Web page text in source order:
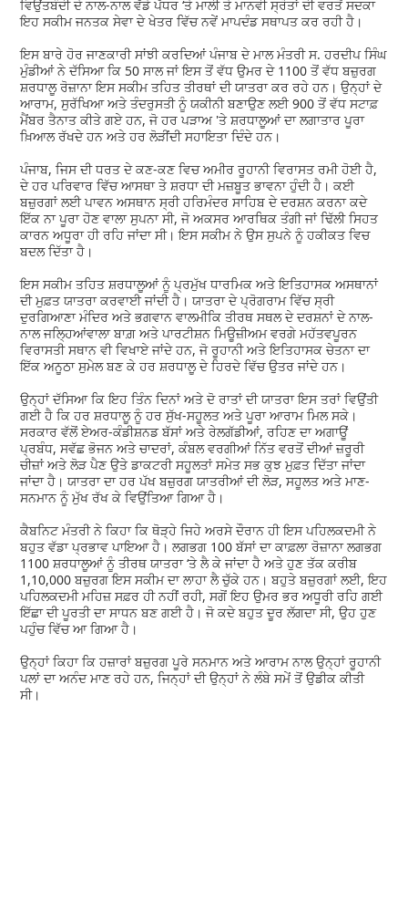
ਵਿਉਂਤਬੰਦੀ ਦੇ ਨਾਲ-ਨਾਲ ਵੱਡੇ ਪੱਧਰ ‘ਤੇ ਮਾਲੀ ਤੇ ਮਾਨਵੀ ਸ੍ਰੋਤਾਂ ਦੀ ਵਰਤੋਂ ਸਦਕਾ
ਇਹ ਸਕੀਮ ਜਨਤਕ ਸੇਵਾ ਦੇ ਖੇਤਰ ਵਿੱਚ ਨਵੇਂ ਮਾਪਦੰਡ ਸਥਾਪਤ ਕਰ ਰਹੀ ਹੈ।
ਇਸ ਬਾਰੇ ਹੋਰ ਜਾਣਕਾਰੀ ਸਾਂਝੀ ਕਰਦਿਆਂ ਪੰਜਾਬ ਦੇ ਮਾਲ ਮੰਤਰੀ ਸ. ਹਰਦੀਪ ਸਿੰਘ
ਮੁੰਡੀਆਂ ਨੇ ਦੱਸਿਆ ਕਿ 50 ਸਾਲ ਜਾਂ ਇਸ ਤੋਂ ਵੱਧ ਉਮਰ ਦੇ 1100 ਤੋਂ ਵੱਧ ਬਜ਼ੁਰਗ
ਸ਼ਰਧਾਲੂ ਰੋਜ਼ਾਨਾ ਇਸ ਸਕੀਮ ਤਹਿਤ ਤੀਰਥਾਂ ਦੀ ਯਾਤਰਾ ਕਰ ਰਹੇ ਹਨ। ਉਨ੍ਹਾਂ ਦੇ
ਆਰਾਮ, ਸੁਰੱਖਿਆ ਅਤੇ ਤੰਦਰੁਸਤੀ ਨੂੰ ਯਕੀਨੀ ਬਣਾਉਣ ਲਈ 900 ਤੋਂ ਵੱਧ ਸਟਾਫ਼
ਮੈਂਬਰ ਤੈਨਾਤ ਕੀਤੇ ਗਏ ਹਨ, ਜੋ ਹਰ ਪੜਾਅ 'ਤੇ ਸ਼ਰਧਾਲੂਆਂ ਦਾ ਲਗਾਤਾਰ ਪੂਰਾ
ਖ਼ਿਆਲ ਰੱਖਦੇ ਹਨ ਅਤੇ ਹਰ ਲੋੜੀਂਦੀ ਸਹਾਇਤਾ ਦਿੰਦੇ ਹਨ।
ਪੰਜਾਬ, ਜਿਸ ਦੀ ਧਰਤ ਦੇ ਕਣ-ਕਣ ਵਿਚ ਅਮੀਰ ਰੂਹਾਨੀ ਵਿਰਾਸਤ ਰਮੀ ਹੋਈ ਹੈ,
ਦੇ ਹਰ ਪਰਿਵਾਰ ਵਿੱਚ ਆਸਥਾ ਤੇ ਸ਼ਰਧਾ ਦੀ ਮਜ਼ਬੂਤ ਭਾਵਨਾ ਹੁੰਦੀ ਹੈ। ਕਈ
ਬਜ਼ੁਰਗਾਂ ਲਈ ਪਾਵਨ ਅਸਥਾਨ ਸ੍ਰੀ ਹਰਿਮੰਦਰ ਸਾਹਿਬ ਦੇ ਦਰਸ਼ਨ ਕਰਨਾ ਕਦੇ
ਇੱਕ ਨਾ ਪੂਰਾ ਹੋਣ ਵਾਲਾ ਸੁਪਨਾ ਸੀ, ਜੋ ਅਕਸਰ ਆਰਥਿਕ ਤੰਗੀ ਜਾਂ ਢਿੱਲੀ ਸਿਹਤ
ਕਾਰਨ ਅਧੂਰਾ ਹੀ ਰਹਿ ਜਾਂਦਾ ਸੀ। ਇਸ ਸਕੀਮ ਨੇ ਉਸ ਸੁਪਨੇ ਨੂੰ ਹਕੀਕਤ ਵਿਚ
ਬਦਲ ਦਿੱਤਾ ਹੈ।
ਇਸ ਸਕੀਮ ਤਹਿਤ ਸ਼ਰਧਾਲੂਆਂ ਨੂੰ ਪ੍ਰਮੁੱਖ ਧਾਰਮਿਕ ਅਤੇ ਇਤਿਹਾਸਕ ਅਸਥਾਨਾਂ
ਦੀ ਮੁਫ਼ਤ ਯਾਤਰਾ ਕਰਵਾਈ ਜਾਂਦੀ ਹੈ। ਯਾਤਰਾ ਦੇ ਪ੍ਰੋਗਰਾਮ ਵਿੱਚ ਸ੍ਰੀ
ਦੁਰਗਿਆਣਾ ਮੰਦਿਰ ਅਤੇ ਭਗਵਾਨ ਵਾਲਮੀਕਿ ਤੀਰਥ ਸਥਲ ਦੇ ਦਰਸ਼ਨਾਂ ਦੇ ਨਾਲ-
ਨਾਲ ਜਲ੍ਹਿਆਂਵਾਲਾ ਬਾਗ਼ ਅਤੇ ਪਾਰਟੀਸ਼ਨ ਮਿਊਜ਼ੀਅਮ ਵਰਗੇ ਮਹੱਤਵਪੂਰਨ
ਵਿਰਾਸਤੀ ਸਥਾਨ ਵੀ ਵਿਖਾਏ ਜਾਂਦੇ ਹਨ, ਜੋ ਰੂਹਾਨੀ ਅਤੇ ਇਤਿਹਾਸਕ ਚੇਤਨਾ ਦਾ
ਇੱਕ ਅਨੂਠਾ ਸੁਮੇਲ ਬਣ ਕੇ ਹਰ ਸ਼ਰਧਾਲੂ ਦੇ ਹਿਰਦੇ ਵਿੱਚ ਉਤਰ ਜਾਂਦੇ ਹਨ।
ਉਨ੍ਹਾਂ ਦੱਸਿਆ ਕਿ ਇਹ ਤਿੰਨ ਦਿਨਾਂ ਅਤੇ ਦੋ ਰਾਤਾਂ ਦੀ ਯਾਤਰਾ ਇਸ ਤਰਾਂ ਵਿਉਂਤੀ
ਗਈ ਹੈ ਕਿ ਹਰ ਸ਼ਰਧਾਲੂ ਨੂੰ ਹਰ ਸੁੱਖ-ਸਹੂਲਤ ਅਤੇ ਪੂਰਾ ਆਰਾਮ ਮਿਲ ਸਕੇ।
ਸਰਕਾਰ ਵੱਲੋਂ ਏਅਰ-ਕੰਡੀਸ਼ਨਡ ਬੱਸਾਂ ਅਤੇ ਰੇਲਗੱਡੀਆਂ, ਰਹਿਣ ਦਾ ਅਗਾਊਂ
ਪ੍ਰਬੰਧ, ਸਵੱਛ ਭੋਜਨ ਅਤੇ ਚਾਦਰਾਂ, ਕੰਬਲ ਵਰਗੀਆਂ ਨਿੱਤ ਵਰਤੋਂ ਦੀਆਂ ਜ਼ਰੂਰੀ
ਚੀਜ਼ਾਂ ਅਤੇ ਲੋੜ ਪੈਣ ਉਤੇ ਡਾਕਟਰੀ ਸਹੂਲਤਾਂ ਸਮੇਤ ਸਭ ਕੁਝ ਮੁਫ਼ਤ ਦਿੱਤਾ ਜਾਂਦਾ
ਜਾਂਦਾ ਹੈ। ਯਾਤਰਾ ਦਾ ਹਰ ਪੱਖ ਬਜ਼ੁਰਗ ਯਾਤਰੀਆਂ ਦੀ ਲੋੜ, ਸਹੂਲਤ ਅਤੇ ਮਾਣ-
ਸਨਮਾਨ ਨੂੰ ਮੁੱਖ ਰੱਖ ਕੇ ਵਿਉਂਤਿਆ ਗਿਆ ਹੈ।
ਕੈਬਨਿਟ ਮੰਤਰੀ ਨੇ ਕਿਹਾ ਕਿ ਥੋੜ੍ਹੇ ਜਿਹੇ ਅਰਸੇ ਦੌਰਾਨ ਹੀ ਇਸ ਪਹਿਲਕਦਮੀ ਨੇ
ਬਹੁਤ ਵੱਡਾ ਪ੍ਰਭਾਵ ਪਾਇਆ ਹੈ। ਲਗਭਗ 100 ਬੱਸਾਂ ਦਾ ਕਾਫ਼ਲਾ ਰੋਜ਼ਾਨਾ ਲਗਭਗ
1100 ਸ਼ਰਧਾਲੂਆਂ ਨੂੰ ਤੀਰਥ ਯਾਤਰਾ ‘ਤੇ ਲੈ ਕੇ ਜਾਂਦਾ ਹੈ ਅਤੇ ਹੁਣ ਤੱਕ ਕਰੀਬ
1,10,000 ਬਜ਼ੁਰਗ ਇਸ ਸਕੀਮ ਦਾ ਲਾਹਾ ਲੈ ਚੁੱਕੇ ਹਨ। ਬਹੁਤੇ ਬਜ਼ੁਰਗਾਂ ਲਈ, ਇਹ
ਪਹਿਲਕਦਮੀ ਮਹਿਜ਼ ਸਫ਼ਰ ਹੀ ਨਹੀਂ ਰਹੀ, ਸਗੋਂ ਇਹ ਉਮਰ ਭਰ ਅਧੂਰੀ ਰਹਿ ਗਈ
ਇੱਛਾ ਦੀ ਪੂਰਤੀ ਦਾ ਸਾਧਨ ਬਣ ਗਈ ਹੈ। ਜੋ ਕਦੇ ਬਹੁਤ ਦੂਰ ਲੱਗਦਾ ਸੀ, ਉਹ ਹੁਣ
ਪਹੁੰਚ ਵਿੱਚ ਆ ਗਿਆ ਹੈ।
ਉਨ੍ਹਾਂ ਕਿਹਾ ਕਿ ਹਜ਼ਾਰਾਂ ਬਜ਼ੁਰਗ ਪੂਰੇ ਸਨਮਾਨ ਅਤੇ ਆਰਾਮ ਨਾਲ ਉਨ੍ਹਾਂ ਰੂਹਾਨੀ
ਪਲਾਂ ਦਾ ਅਨੰਦ ਮਾਣ ਰਹੇ ਹਨ, ਜਿਨ੍ਹਾਂ ਦੀ ਉਨ੍ਹਾਂ ਨੇ ਲੰਬੇ ਸਮੇਂ ਤੋਂ ਉਡੀਕ ਕੀਤੀ
ਸੀ।